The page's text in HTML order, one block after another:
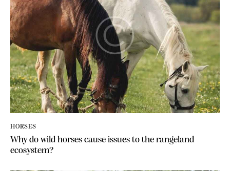
HORSES
Why do wild horses cause issues to the rangeland
ecosystem?